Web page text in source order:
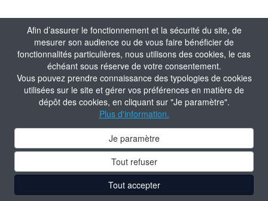
Afin d’assurer le fonctionnement et la sécurité du site, de
mesurer son audience ou de vous faire bénéficier de
fonctionnalités particulières, nous utilisons des cookies, le cas
échéant sous réserve de votre consentement.
Vous pouvez prendre connaissance des typologies de cookies
utilisées sur le site et gérer vos préférences en matière de
dépôt des cookies, en cliquant sur "Je paramètre".
Plus d'information.
Je paramètre
Tout refuser
Tout accepter